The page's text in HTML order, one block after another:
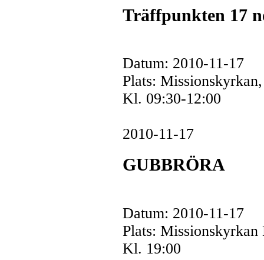
Träffpunkten 17
Datum: 2010-11-17
Plats:
Kl. 09:30-12:00
2010-11-17
GUBBRÖRA
Datum: 2010-11-17
Plats: Missionskyrkan
Kl. 19:00